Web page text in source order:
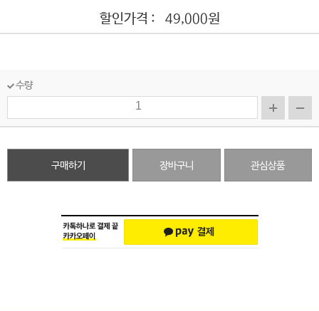
할인가격 : 49,000원
수량
구매하기 장바구니 관심상품